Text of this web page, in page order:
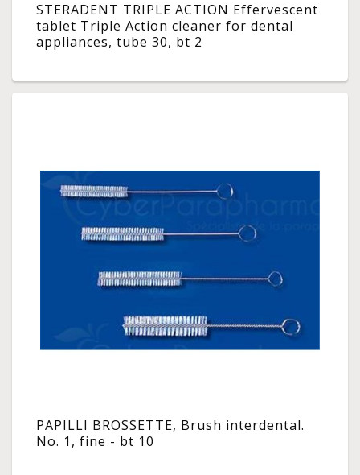
STERADENT TRIPLE ACTION Effervescent
tablet Triple Action cleaner for dental
appliances, tube 30, bt 2
PAPILLI BROSSETTE, Brush interdental.
No. 1, fine - bt 10